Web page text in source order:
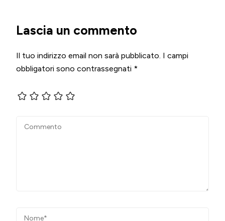
Lascia un commento
Il tuo indirizzo email non sarà pubblicato. I campi
obbligatori sono contrassegnati *